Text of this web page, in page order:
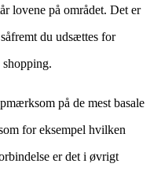
lovene på området. Det er
du udsættes for
på de mest basale
for eksempel hvilken
er det i øvrigt